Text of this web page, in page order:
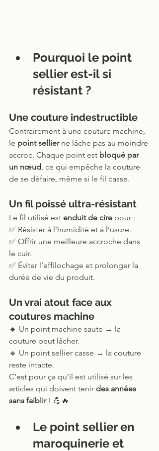
Pourquoi le point
sellier est-il si
résistant ?
Une couture indestructible
Contrairement à une couture machine,
le point sellier ne lâche pas au moindre
accroc. Chaque point est bloqué par
un nœud , ce qui empêche la couture
de se défaire, même si le fil casse.
Un fil poissé ultra-résistant
Le fil utilisé est enduit de cire pour :
✅ Résister à l’humidité et à l’usure.
✅ Offrir une meilleure accroche dans
le cuir.
✅ Éviter l’effilochage et prolonger la
durée de vie du produit.
Un vrai atout face aux
coutures machine
🔹 Un point machine saute → la
couture peut lâcher.
🔹 Un point sellier casse → la couture
reste intacte.
C’est pour ça qu’il est utilisé sur les
articles qui doivent tenir des années
sans faiblir ! 💪🔥
Le point sellier en
maroquinerie et